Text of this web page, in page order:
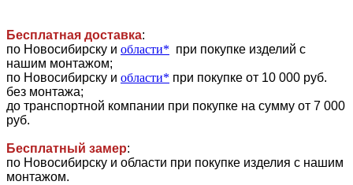
Бесплатная доставка:
по Новосибирску и области* при покупке изделий с
нашим монтажом;
по Новосибирску и области* при покупке от 10 000 руб.
без монтажа;
до транспортной компании при покупке на сумму от 7 000
руб.
Бесплатный замер:
по Новосибирску и области при покупке изделия с нашим
монтажом.